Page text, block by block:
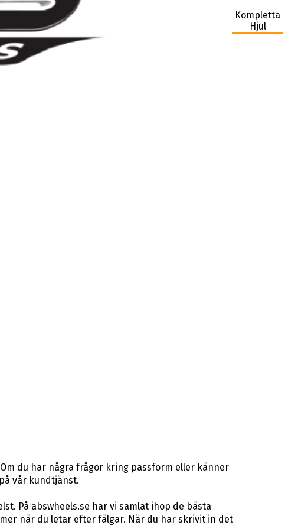
Kompletta
Hjul
du har några frågor kring passform eller känner
vår kundtjänst.
På abswheels.se har vi samlat ihop de bästa
när du letar efter fälgar. När du har skrivit in det